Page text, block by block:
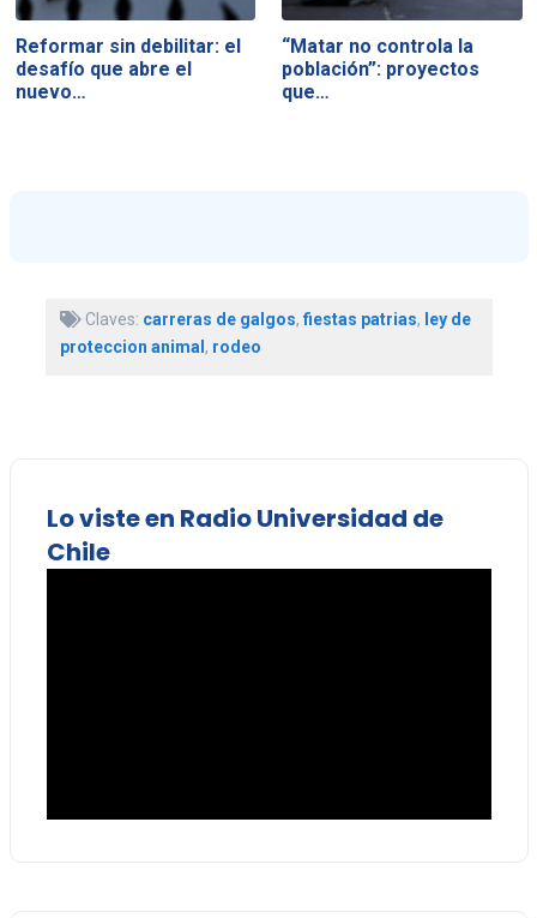
Reformar sin debilitar: el
desafío que abre el
nuevo…
“Matar no controla la
población”: proyectos
que…
Claves: carreras de galgos, fiestas patrias, ley de
proteccion animal , rodeo
Lo viste en Radio Universidad de
Chile